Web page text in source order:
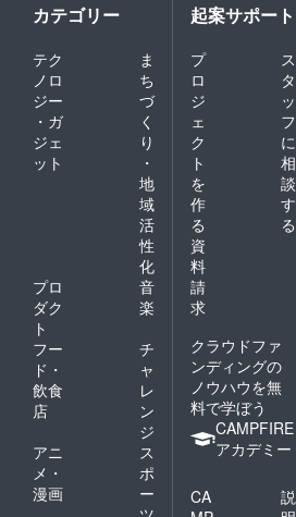
カテゴリー
テク
ノロ
ジー
・ガ
ジェ
ット
ま
ち
づ
く
り
・
地
域
活
性
化
プロ
ダク
ト
音
楽
フー
ド・
飲食
店
チ
ャ
レ
ン
ジ
アニ
メ・
漫画
ス
ポ
ー
起案サポート
プ
ロ
ジ
ェ
ク
ト
を
作
る
ス
タ
ッ
フ
に
相
談
す
る
資
料
請
求
クラウドファ
ンディングの
ノウハウを無
料で学ぼう
CAMPFIRE
アカデミー
CA
説